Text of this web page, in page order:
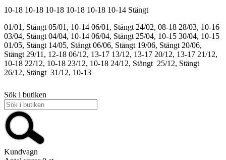
10-18 10-18 10-18 10-18 10-18 10-14 Stängt
01/01, Stängt 05/01, 10-14 06/01, Stängt 24/02, 08-18 28/03, 10-16
03/04, Stängt 04/04, 10-14 06/04, Stängt 25/04, 10-15 30/04, 10-15
01/05, Stängt 14/05, Stängt 06/06, Stängt 19/06, Stängt 20/06,
Stängt 29/11, 12-18 06/12, 13-17 13/12, 13-17 20/12, 13-17 21/12,
10-18 22/12, 10-18 23/12, 10-18 24/12, Stängt 25/12, Stängt
26/12, Stängt 31/12, 10-13
Sök i butiken
Kundvagn